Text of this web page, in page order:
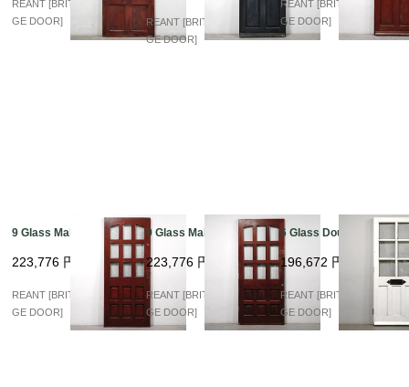
REANT [BRITISH VINTA
GE DOOR]
REANT [BRITISH VINTA
GE DOOR]
REANT [BRITISH VINTA
GE DOOR]
9 Glass Mahogany
223,776 円
REANT [BRITISH VINTA
GE DOOR]
9 Glass Mahogany
223,776 円
REANT [BRITISH VINTA
GE DOOR]
6 Glass Double
196,672 円
REANT [BRITISH VINTA
GE DOOR]